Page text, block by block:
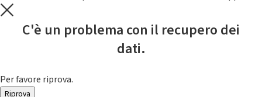
C'è un problema con il recupero dei
dati.
Per favore riprova.
Riprova